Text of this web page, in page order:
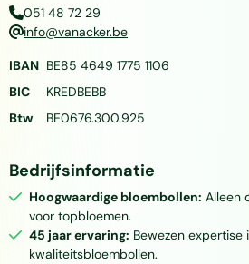
051 48 72 29
info@vanacker.be
IBAN BE85 4649 1775 1106
BIC
KREDBEBB
Btw
BE0676.300.925
Bedrijfsinformatie
Hoogwaardige bloembollen: Alleen
voor topbloemen.
45 jaar ervaring: Bewezen expertise
kwaliteitsbloembollen.